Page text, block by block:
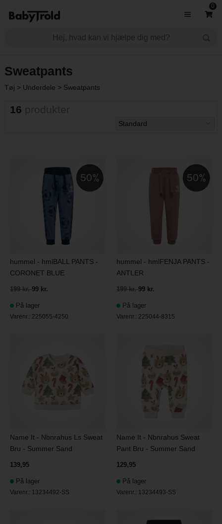
0
Sweatpants
Tøj > Underdele > Sweatpants
16
50
hummel - hmlBALL PANTS -
CORONET BLUE
199 kr.99 kr.
På lager
Varenr.: 225055-4250
50
hummel - hmlFENJA PANTS -
ANTLER
199 kr.99 kr.
På lager
Varenr.: 225044-8315
Name It - Nbnrahus Ls Sweat
Bru - Summer Sand
139,95
På lager
Varenr.: 13234492-SS
Name It - Nbnrahus Sweat
Pant Bru - Summer Sand
129,95
På lager
Varenr.: 13234493-SS